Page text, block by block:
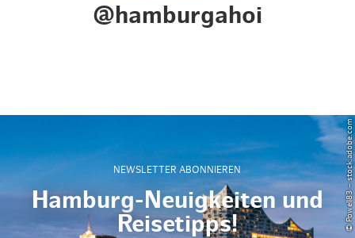
@hamburgahoi
NEWSLETTER ABONNIEREN
Hamburg-Neuigkeiten und
Reisetipps!
© Powell83 – stock.adobe.com